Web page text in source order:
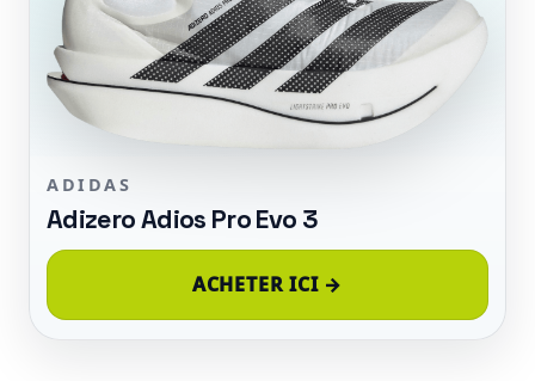
ADIDAS
Adizero Adios Pro Evo 3
ACHETER ICI →